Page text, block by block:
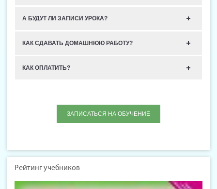
А БУДУТ ЛИ ЗАПИСИ УРОКА?
КАК СДАВАТЬ ДОМАШНЮЮ РАБОТУ?
КАК ОПЛАТИТЬ?
ЗАПИСАТЬСЯ НА ОБУЧЕНИЕ
Рейтинг учебников